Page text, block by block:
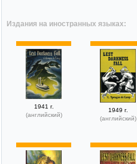
Издания на иностранных языках:
1941 г.
(английский)
1949 г.
(английский)